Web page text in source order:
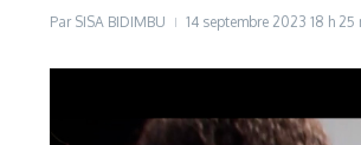
Par SISA BIDIMBU 14 septembre 2023 18 h 25